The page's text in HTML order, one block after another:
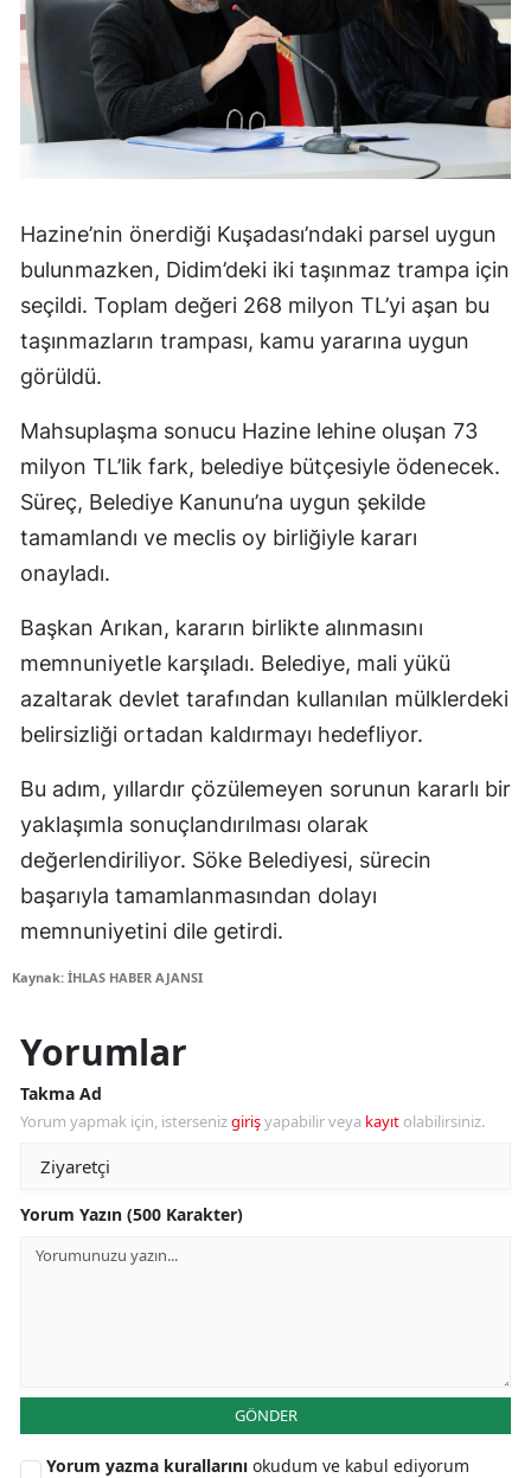
Hazine’nin önerdiği Kuşadası’ndaki parsel uygun
bulunmazken, Didim’deki iki taşınmaz trampa için
seçildi. Toplam değeri 268 milyon TL’yi aşan bu
taşınmazların trampası, kamu yararına uygun
görüldü.
Mahsuplaşma sonucu Hazine lehine oluşan 73
milyon TL’lik fark, belediye bütçesiyle ödenecek.
Süreç, Belediye Kanunu’na uygun şekilde
tamamlandı ve meclis oy birliğiyle kararı
onayladı.
Başkan Arıkan, kararın birlikte alınmasını
memnuniyetle karşıladı. Belediye, mali yükü
azaltarak devlet tarafından kullanılan mülklerdeki
belirsizliği ortadan kaldırmayı hedefliyor.
Bu adım, yıllardır çözülemeyen sorunun kararlı bir
yaklaşımla sonuçlandırılması olarak
değerlendiriliyor. Söke Belediyesi, sürecin
başarıyla tamamlanmasından dolayı
memnuniyetini dile getirdi.
Kaynak: İHLAS HABER AJANSI
Yorumlar
Takma Ad
Yorum yapmak için, istersenizgirişyapabilir veya kayıt olabilirsiniz.
Yorum Yazın (500 Karakter)
GÖNDER
Yorum yazma kurallarını okudum ve kabul ediyorum